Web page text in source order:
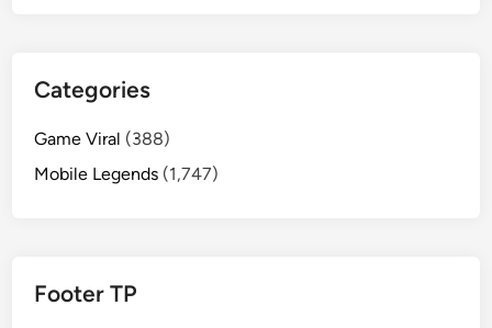
Categories
Game Viral (388)
Mobile Legends (1,747)
Footer TP